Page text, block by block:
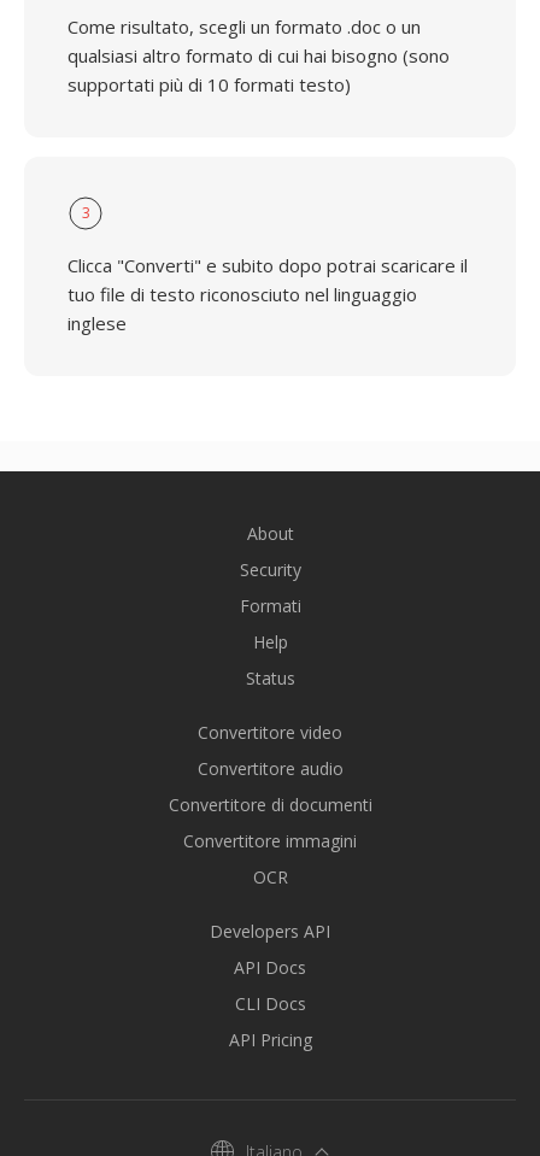
Come risultato, scegli un formato .doc o un
qualsiasi altro formato di cui hai bisogno (sono
supportati più di 10 formati testo)
3
Clicca "Converti" e subito dopo potrai scaricare il
tuo file di testo riconosciuto nel linguaggio
inglese
About
Security
Formati
Help
Status
Convertitore video
Convertitore audio
Convertitore di documenti
Convertitore immagini
OCR
Developers API
API Docs
CLI Docs
API Pricing